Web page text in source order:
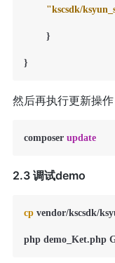
"kscsdk/
}
}
然后再执行更新操作
composer update
2.3 调试demo
cp vendor/kscsdk/